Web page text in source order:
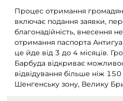
Процес отримання
включає подання заявки,
благонадійність, внесення
отримання паспорта
це йде від 3 до 4 місяців.
Барбуда відкриває
відвідування більше ніж
Шенгенську зону, Велику